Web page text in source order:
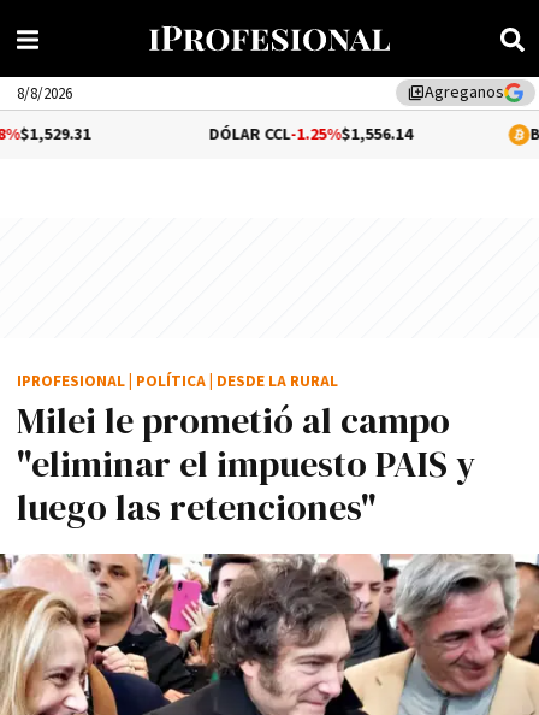
library_addAgreganos
8/8/2026
-1.25%$1,556.14 BITCOIN-
Milei le prometió al campo
"eliminar el impuesto PAIS y
luego las retenciones"
IPROFESIONAL POLÍTICA DESDE LA RURAL